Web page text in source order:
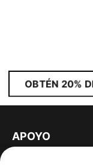
OBTÉN 20%
APOYO